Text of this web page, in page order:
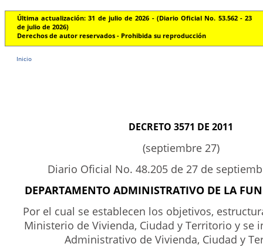
Última actualización: 31 de julio de 2026 - (Diario Oficial No. 53.562 - 23
de julio de 2026)
Derechos de autor reservados - Prohibida su reproducción
Inicio
DECRETO 3571 DE 2011
(septiembre 27)
Diario Oficial No. 48.205 de 27 de
DEPARTAMENTO ADMINISTRATIVO DE LA
Por el cual se establecen los objetivos,
Ministerio de Vivienda, Ciudad y Territorio y se
Administrativo de Vivienda, Ciudad y